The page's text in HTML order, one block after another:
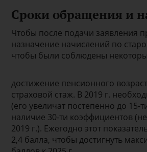
Сроки обращения и
Чтобы после подачи заявления
назначение начислений по
чтобы были соблюдены
достижение пенсионного
страховой стаж. В 2019 г.
(его увеличат постепенно до 15-
наличие 30-ти коэффициентов
2019 г.). Ежегодно этот
2,4 балла, чтобы достигнуть